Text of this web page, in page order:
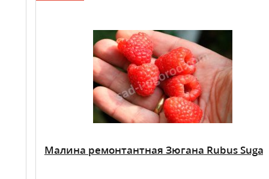
Малина ремонтантная Зюгана Rubus Sugana